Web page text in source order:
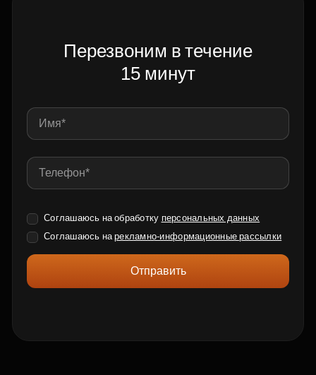
Перезвоним в течение
15 минут
Соглашаюсь на обработку персональных данных
Соглашаюсь нарекламно-информационные рассылки
Отправить